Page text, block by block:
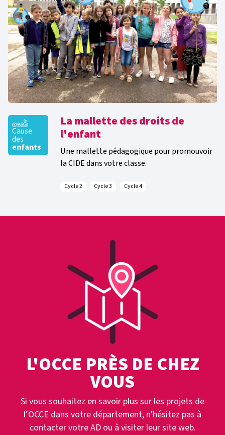
Cause
des
enfants
La mallette des droits de
l'enfant
Une mallette pédagogique pour promouvoir
la CIDE dans votre classe.
Cycle 2 Cycle 3 Cycle 4
L'OCCE PRÈS DE CHEZ
VOUS
Si vous souhaitez en savoir plus sur les projets de
l’OCCE dans votre département, n'hésitez pas à
contacter votre AD ou à visiter leur site web.